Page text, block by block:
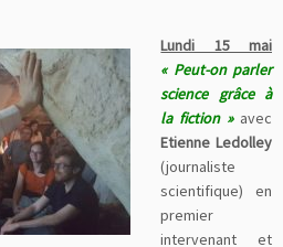
Lundi 15 mai
« Peut-on parler
science grâce à
la fiction »avec
Etienne Ledolley
(journaliste
scientifique) en
premier
intervenant et